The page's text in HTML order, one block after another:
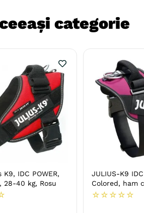
categorie
IDC POWER,
28-40 kg, Rosu
JULIUS-K9
Colored, ham
☆ ☆ ☆ ☆ ☆